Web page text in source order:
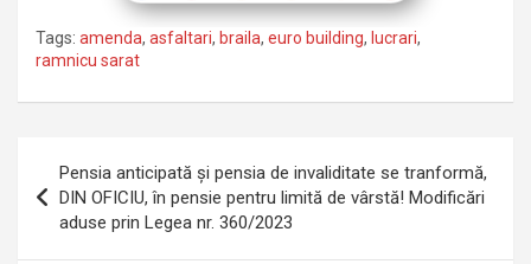
Tags: amenda, asfaltari, braila, euro building, lucrari,
ramnicu sarat
în
articole
Pensia anticipată și pensia de invaliditate se tranformă,
DIN OFICIU, în pensie pentru limită de vârstă! Modificări
aduse prin Legea nr. 360/2023